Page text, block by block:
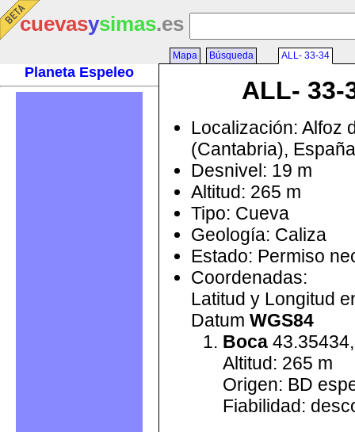
cuevasysimas.es
Planeta Espeleo
Mapa Búsqueda ALL- 33-34
ALL- 33-
Localización: Alfoz
(Cantabria), España
Desnivel: 19 m
Altitud: 265 m
Tipo: Cueva
Geología: Caliza
Estado: Permiso
Coordenadas:
Latitud y Longitud
Datum WGS84
Boca
Altitud: 265 m
Origen: BD
Fiabilidad: